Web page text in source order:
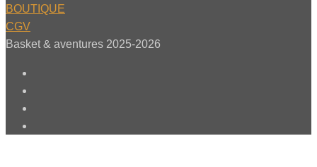
BOUTIQUE
CGV
Basket & aventures 2025-2026